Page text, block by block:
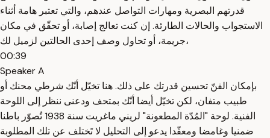
قدرتهم البصرية ومهارات التواصل عندهم، والتي تعتبر هامة أثناء
الاستجواب والحالات الطارئة. إن كنت تعالج إصابة، أو تحقّق في مكان
جريمة، أو تحاول وصف إحدى الحالتين لزميل لك،
00:39
Speaker A
بإمكان الفنّ تحسين قدرتك على ذلك. هنا تخيّل أنّك شرطي محنك أو
طبيب متفان، لكن تخيّل أيضا أنّك بمتحف ودعنى ننظر إلى اللوحة
الفنية. لوحة "المُدّة المطعونة" لريني ماغريت سنة 1938 تُصوّر باطنا
ضمنيا وغامضا ومعقّدا يدعو إلى التحليل لا تَختلف عن تلك المطلوبة